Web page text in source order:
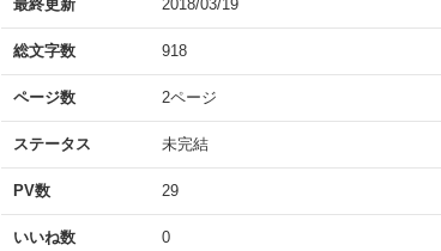
最終更新 2018/03/19
総文字数 918
ページ数 2ページ
ステータス 未完結
PV数 29
いいね数 0